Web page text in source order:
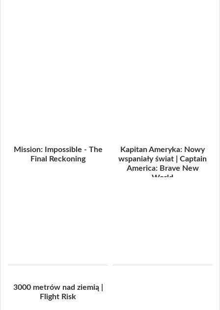
Mission: Impossible - The
Final Reckoning
Kapitan Ameryka: Nowy
wspaniały świat | Captain
America: Brave New
World
3000 metrów nad ziemią |
Flight Risk